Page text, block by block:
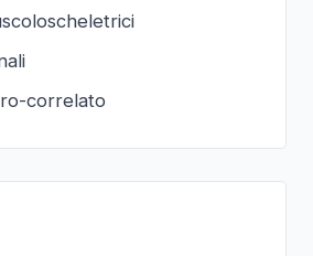
correlato